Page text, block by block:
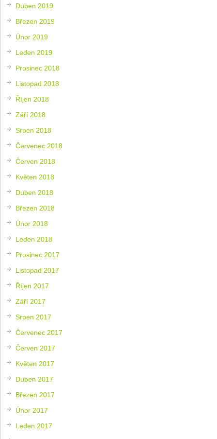
Duben 2019
Březen 2019
Únor 2019
Leden 2019
Prosinec 2018
Listopad 2018
Říjen 2018
Září 2018
Srpen 2018
Červenec 2018
Červen 2018
Květen 2018
Duben 2018
Březen 2018
Únor 2018
Leden 2018
Prosinec 2017
Listopad 2017
Říjen 2017
Září 2017
Srpen 2017
Červenec 2017
Červen 2017
Květen 2017
Duben 2017
Březen 2017
Únor 2017
Leden 2017